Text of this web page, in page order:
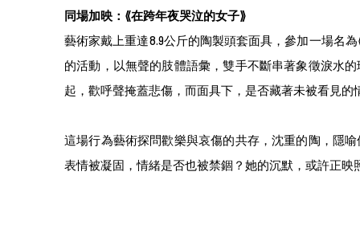
同場加映： ⟪在跨年夜哭泣的女子⟫
藝術家戴上重達8.9公斤的陶製頭套面具，參加一場名為
的活動，以無聲的肢體語彙，雙手不斷串著象徵淚水
起，歡呼聲掩蓋悲傷，而面具下，是否藏著未被看見的
這場行為藝術探問歡樂與哀傷的共存，沈重的陶，隱
表情被凝固，情緒是否也被禁錮？她的沉默，或許正映